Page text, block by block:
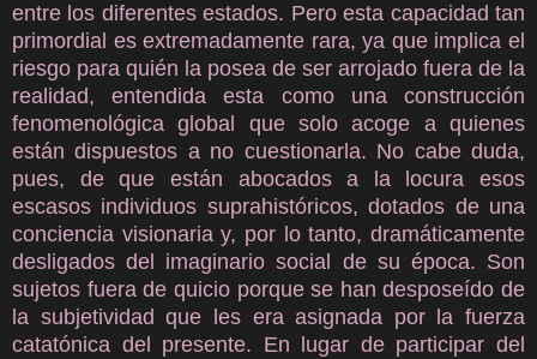
entre los diferentes estados. Pero esta capacidad tan
primordial es extremadamente rara, ya que implica el
riesgo para quién la posea de ser arrojado fuera de la
realidad, entendida esta como una construcción
fenomenológica global que solo acoge a quienes
están dispuestos a no cuestionarla. No cabe duda,
pues, de que están abocados a la locura esos
escasos individuos suprahistóricos, dotados de una
conciencia visionaria y, por lo tanto, dramáticamente
desligados del imaginario social de su época. Son
sujetos fuera de quicio porque se han desposeído de
la subjetividad que les era asignada por la fuerza
catatónica del presente. En lugar de participar del